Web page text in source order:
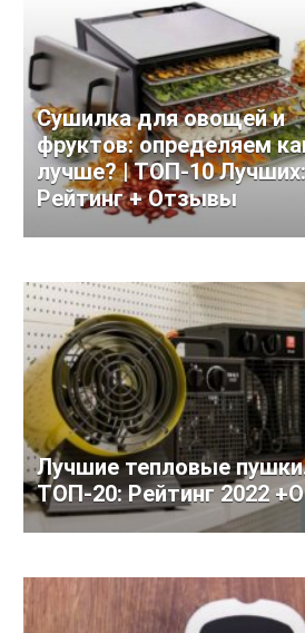
Сушилка для овощей и
фруктов: определяем
лучше? | ТОП-10 Лучших:
Рейтинг + Отзывы
Лучшие тепловые
ТОП-20: Рейтинг 2022